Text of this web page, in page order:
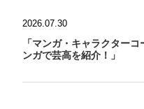
2026.07.30
「マンガ・キャラクター
ンガで芸高を紹介！」